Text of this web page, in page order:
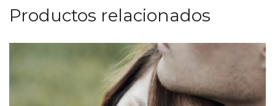
Productos relacionados